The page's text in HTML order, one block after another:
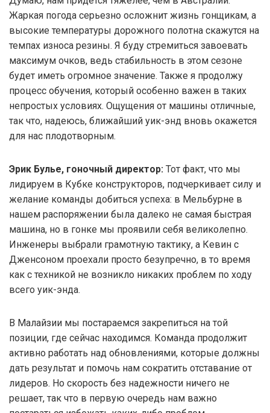
Жаркая погода серьезно осложнит жизнь гонщикам, а
высокие температуры дорожного полотна скажутся на
темпах износа резины. Я буду стремиться завоевать
максимум очков, ведь стабильность в этом сезоне
будет иметь огромное значение. Также я продолжу
процесс обучения, который особенно важен в таких
непростых условиях. Ощущения от машины отличные,
так что, надеюсь, ближайший уик-энд вновь окажется
для нас плодотворным.
Эрик Булье, гоночный директор: Тот факт, что мы
лидируем в Кубке конструкторов, подчеркивает силу и
желание команды добиться успеха: в Мельбурне в
нашем распоряжении была далеко не самая быстрая
машина, но в гонке мы проявили себя великолепно.
Инженеры выбрали грамотную тактику, а Кевин с
Дженсоном проехали просто безупречно, в то время
как с техникой не возникло никаких проблем по ходу
всего уик-энда.
В Малайзии мы постараемся закрепиться на той
позиции, где сейчас находимся. Команда продолжит
активно работать над обновлениями, которые должны
дать результат и помочь нам сократить отставание от
лидеров. Но скорость без надежности ничего не
решает, так что в первую очередь нам важно